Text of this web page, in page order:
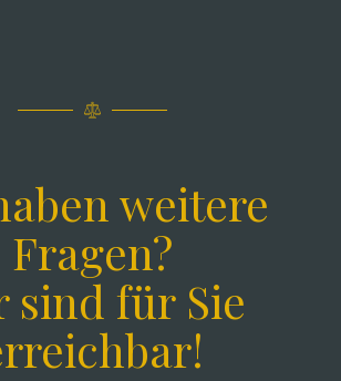
weitere
Fragen?
sind für Sie